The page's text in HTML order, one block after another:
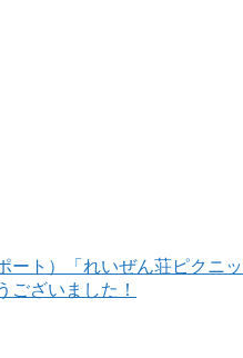
ート）「れいぜん荘ピクニ
ございました！